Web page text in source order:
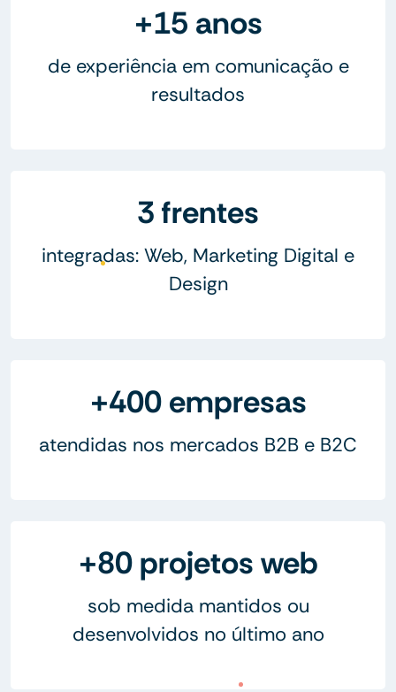
+15 anos
de experiência em comunicação e
resultados
3 frentes
integradas: Web, Marketing Digital e
Design
+400 empresas
atendidas nos mercados B2B e B2C
+80 projetos web
sob medida mantidos ou
desenvolvidos no último ano